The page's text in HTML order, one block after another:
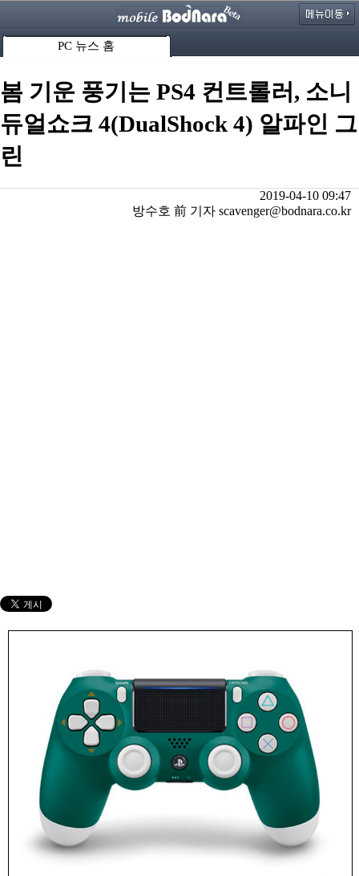
PC 뉴스 홈
봄 기운 풍기는 PS4 컨트롤러, 소니
듀얼쇼크 4(DualShock 4) 알파인 그
린
2019-04-10 09:47
방수호 前 기자 scavenger@bodnara.co.kr